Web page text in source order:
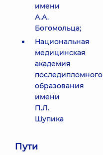
имени
А.А.
Богомольца;
Национальная
медицинская
академия
последипломного
образования
имени
П.Л.
Шупика
Пути